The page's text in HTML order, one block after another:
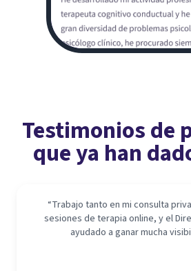
Testimonios de
que ya han
“Trabajo tanto en mi consulta
sesiones de terapia online, y el
ayudado a ganar mucha